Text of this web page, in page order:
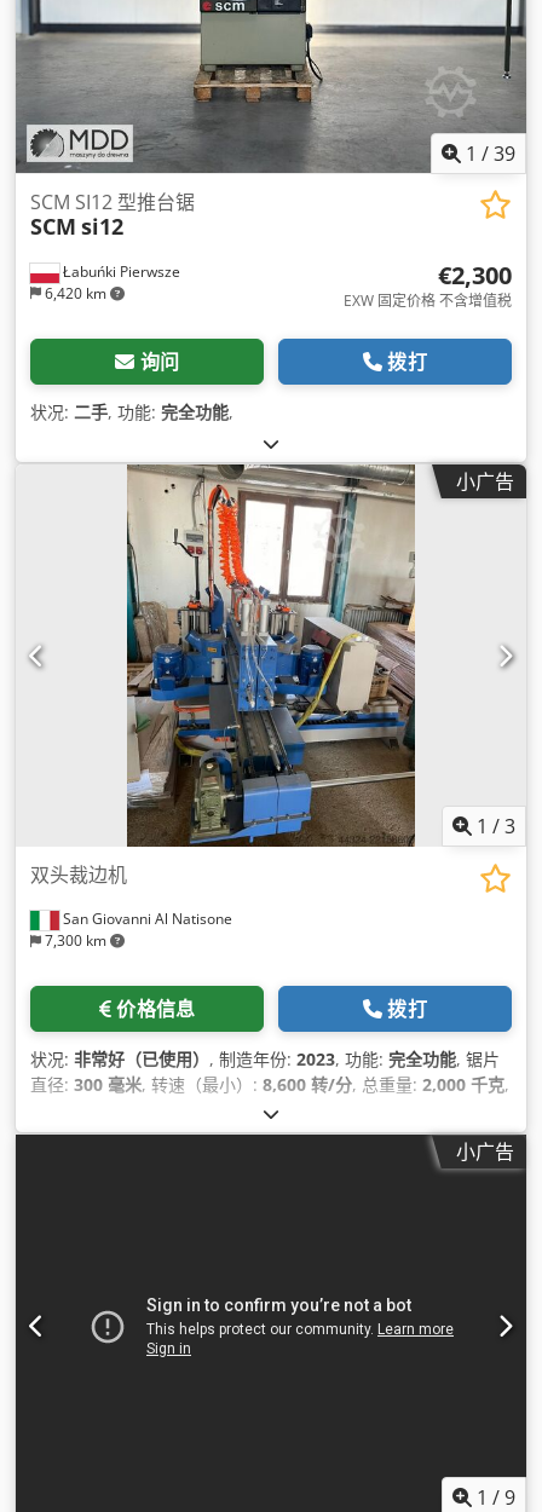
1 /39
Łabuńki Pierwsze
6,420 km
SCM SI12 型推台锯
SCM si12
€2,300
EXW 固定价格 不含增值税
询问 拨打
状况: 二手, 功能: 完全功能,
小广告
1 /3
San Giovanni Al Natisone
7,300 km
双头裁边机
价格信息 拨打
状况: 非常好（已使用） , 制造年份: 2023, 功能: 完全功能, 锯片
直径: 300 毫米, 转速（最小）: 8,600 转/分, 总重量: 2,000 千克,
小广告
1 /9